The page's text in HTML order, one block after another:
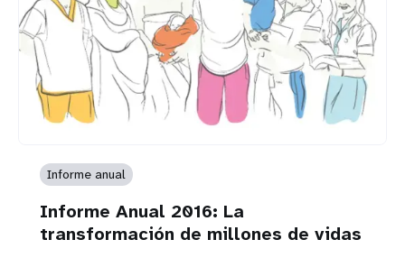
Informe anual
Informe Anual 2016: La
transformación de millones de vidas